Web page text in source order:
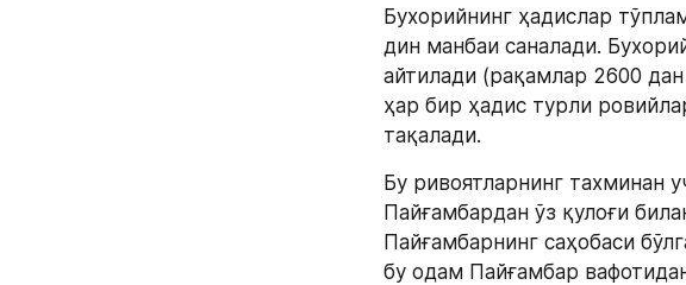
Бухорийнинг ҳадислар
дин манбаи саналади.
айтилади (рақамлар 2600
ҳар бир ҳадис турли
тақалади.
Бу ривоятларнинг тахминан
Пайғамбардан ўз қулоғи
Пайғамбарнинг саҳобаси
бу одам Пайғамбар